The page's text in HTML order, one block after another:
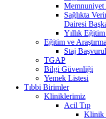
Memnuniyet
Sağlıkta
Dairesi
Yıllık Eğitim
Eğitim ve Araştırma
Staj
TGAP
Bilgi Güvenliği
Yemek Listesi
Tıbbi Birimler
Kliniklerimiz
Acil Tıp
Klinik